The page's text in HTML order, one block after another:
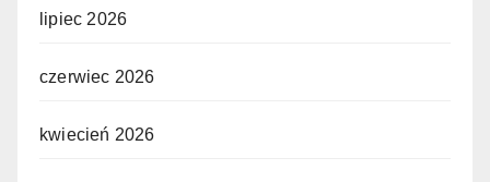
lipiec 2026
czerwiec 2026
kwiecień 2026